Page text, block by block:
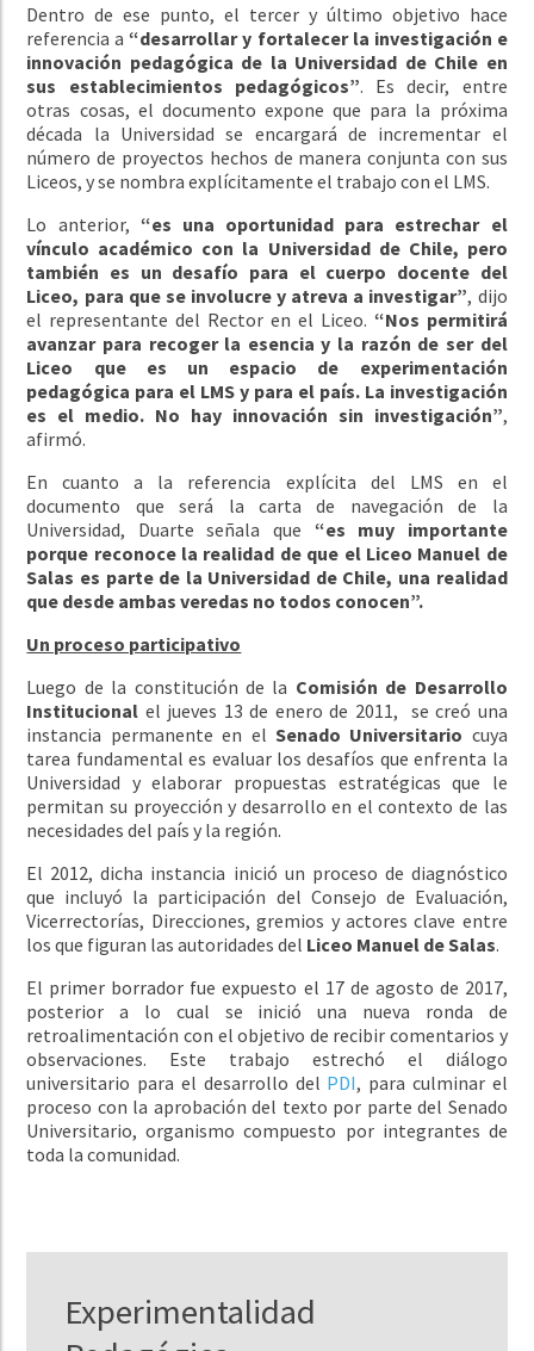
Dentro de ese punto, el tercer y último objetivo hace
referencia a “desarrollar y fortalecer la investigación e
innovación pedagógica de la Universidad de Chile en
sus establecimientos pedagógicos”. Es decir, entre
otras cosas, el documento expone que para la próxima
década la Universidad se encargará de incrementar el
número de proyectos hechos de manera conjunta con sus
Liceos, y se nombra explícitamente el trabajo con el LMS.
Lo anterior, “es una oportunidad para estrechar el
vínculo académico con la Universidad de Chile, pero
también es un desafío para el cuerpo docente del
Liceo, para que se involucre y atreva a investigar”, dijo
el representante del Rector en el Liceo. “Nos permitirá
avanzar para recoger la esencia y la razón de ser del
Liceo que es un espacio de experimentación
pedagógica para el LMS y para el país. La investigación
es el medio. No hay innovación sin investigación”,
afirmó.
En cuanto a la referencia explícita del LMS en el
documento que será la carta de navegación de la
Universidad, Duarte señala que “es muy importante
porque reconoce la realidad de que el Liceo Manuel de
Salas es parte de la Universidad de Chile, una realidad
que desde ambas veredas no todos conocen”.
Un proceso participativo
Luego de la constitución de la Comisión de Desarrollo
Institucional el jueves 13 de enero de 2011, se creó una
instancia permanente en el Senado Universitario cuya
tarea fundamental es evaluar los desafíos que enfrenta la
Universidad y elaborar propuestas estratégicas que le
permitan su proyección y desarrollo en el contexto de las
necesidades del país y la región.
El 2012, dicha instancia inició un proceso de diagnóstico
que incluyó la participación del Consejo de Evaluación,
Vicerrectorías, Direcciones, gremios y actores clave entre
los que figuran las autoridades del Liceo Manuel de Salas.
El primer borrador fue expuesto el 17 de agosto de 2017,
posterior a lo cual se inició una nueva ronda de
retroalimentación con el objetivo de recibir comentarios y
observaciones. Este trabajo estrechó el diálogo
universitario para el desarrollo del PDI, para culminar el
proceso con la aprobación del texto por parte del Senado
Universitario, organismo compuesto por integrantes de
toda la comunidad.
Experimentalidad